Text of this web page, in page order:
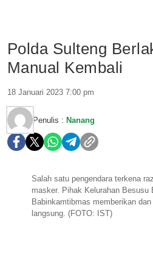
Polda Sulteng
Manual Kembali
18 Januari 2023 7:00 pm
Penulis : Nanang
Salah satu pengendara terkena
masker. Pihak Kelurahan Besusu
Babinkamtibmas memberikan
langsung. (FOTO: IST)